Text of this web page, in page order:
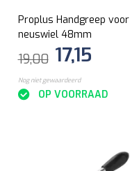
Proplus Handgreep voor
neuswiel 48mm
19,00 17,15
Nog niet gewaardeerd
OP VOORRAAD